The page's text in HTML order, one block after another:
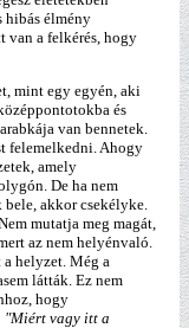
hibás élmény
van a felkérés, hogy
mint egy egyén, aki
és
van bennetek.
felemelkedni. Ahogy
amely
De ha nem
akkor csekélyke.
mutatja meg magát,
az nem helyénvaló.
helyzet. Még a
látták. Ez nem
hogy
"Miért vagy itt a